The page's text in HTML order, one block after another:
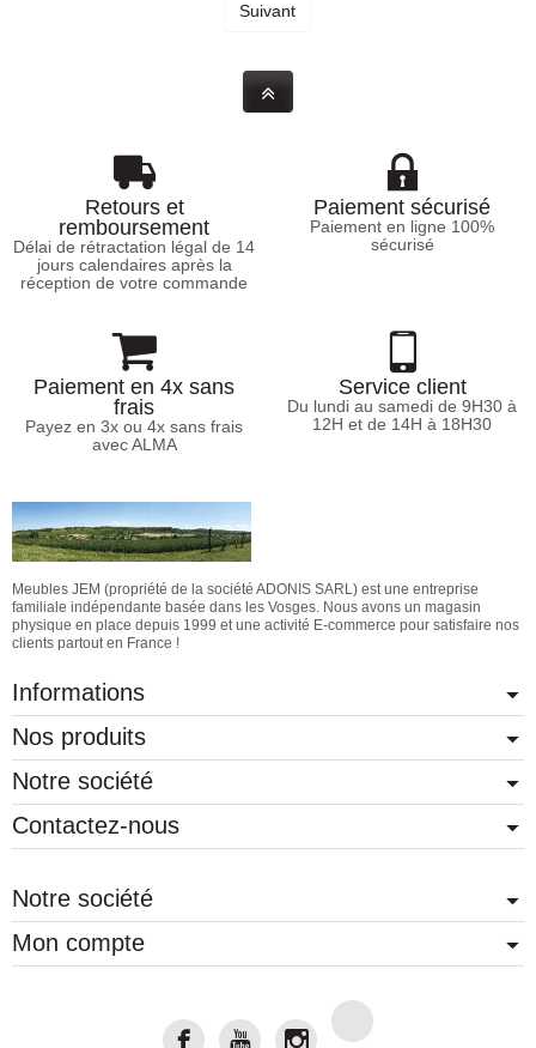
Suivant
Retours et
remboursement
Délai de rétractation légal de 14
jours calendaires après la
réception de votre commande
Paiement sécurisé
Paiement en ligne 100%
sécurisé
Paiement en 4x sans
frais
Payez en 3x ou 4x sans frais
avec ALMA
Service client
Du lundi au samedi de 9H30 à
12H et de 14H à 18H30
Meubles JEM (propriété de la société ADONIS SARL) est une entreprise
familiale indépendante basée dans les Vosges. Nous avons un magasin
physique en place depuis 1999 et une activité E-commerce pour satisfaire nos
clients partout en France !
Informations
Nos produits
Notre société
Contactez-nous
Notre société
Mon compte